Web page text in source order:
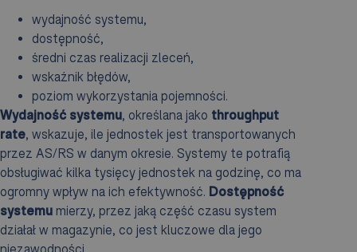
wydajność systemu,
dostępność,
średni czas realizacji zleceń,
wskaźnik błędów,
poziom wykorzystania pojemności.
Wydajność systemu , określana jako throughput
rate , wskazuje, ile jednostek jest transportowanych
przez AS/RS w danym okresie. Systemy te potrafią
obsługiwać kilka tysięcy jednostek na godzinę, co ma
ogromny wpływ na ich efektywność. Dostępność
systemu mierzy, przez jaką część czasu system
działał w magazynie, co jest kluczowe dla jego
niezawodności.